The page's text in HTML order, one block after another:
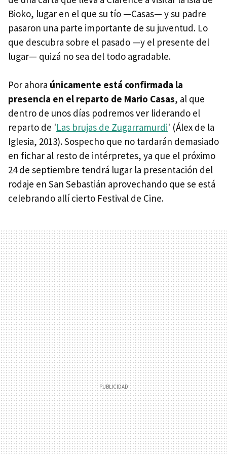
Bioko, lugar en el que su tío —Casas— y su padre
pasaron una parte importante de su juventud. Lo
que descubra sobre el pasado —y el presente del
lugar— quizá no sea del todo agradable.
Por ahora únicamente está confirmada la
presencia en el reparto de Mario Casas, al que
dentro de unos días podremos ver liderando el
reparto de 'Las brujas de Zugarramurdi' (Álex de la
Iglesia, 2013). Sospecho que no tardarán demasiado
en fichar al resto de intérpretes, ya que el próximo
24 de septiembre tendrá lugar la presentación del
rodaje en San Sebastián aprovechando que se está
celebrando allí cierto Festival de Cine.